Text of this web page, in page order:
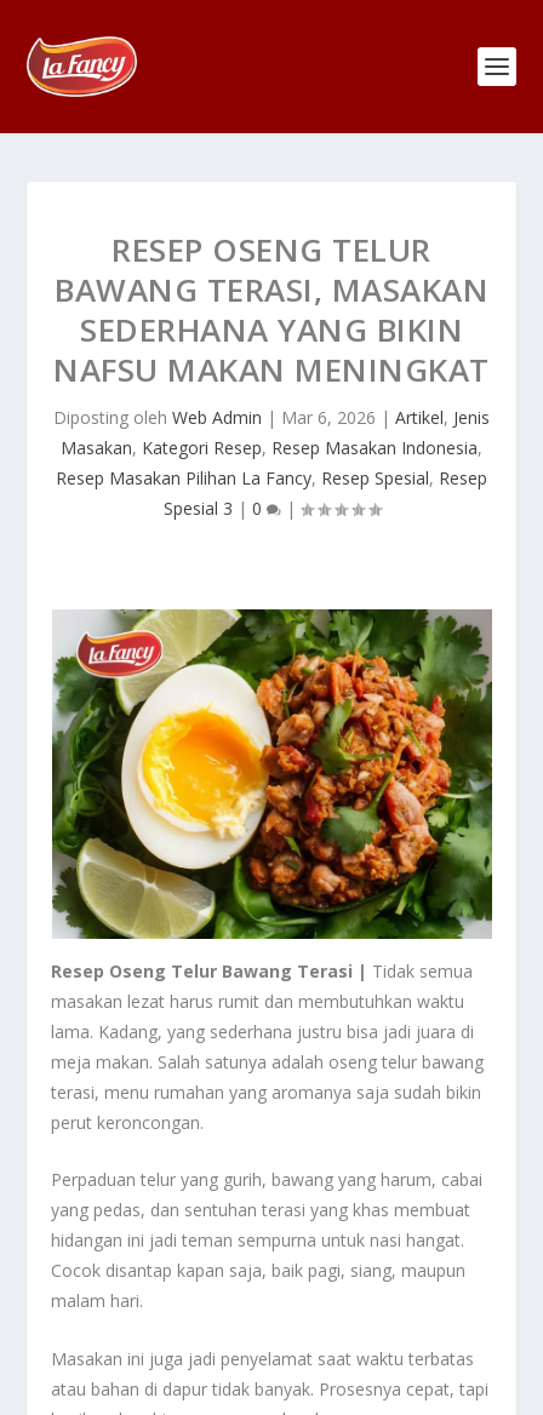
RESEP OSENG TELUR
BAWANG TERASI, MASAKAN
SEDERHANA YANG BIKIN
NAFSU MAKAN MENINGKAT
Diposting oleh Web Admin | Mar 6, 2026 | Artikel, Jenis
Masakan, Kategori Resep, Resep Masakan Indonesia,
Resep Masakan Pilihan La Fancy, Resep Spesial, Resep
Spesial 3 | 0 |
Resep Oseng Telur Bawang Terasi | Tidak semua
masakan lezat harus rumit dan membutuhkan waktu
lama. Kadang, yang sederhana justru bisa jadi juara di
meja makan. Salah satunya adalah oseng telur bawang
terasi, menu rumahan yang aromanya saja sudah bikin
perut keroncongan.
Perpaduan telur yang gurih, bawang yang harum, cabai
yang pedas, dan sentuhan terasi yang khas membuat
hidangan ini jadi teman sempurna untuk nasi hangat.
Cocok disantap kapan saja, baik pagi, siang, maupun
malam hari.
Masakan ini juga jadi penyelamat saat waktu terbatas
atau bahan di dapur tidak banyak. Prosesnya cepat, tapi